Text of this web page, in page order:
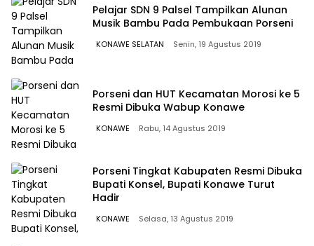
Pelajar SDN 9 Palsel Tampilkan Alunan
Musik Bambu Pada Pembukaan Porseni
KONAWE SELATAN Senin, 19 Agustus 2019
Porseni dan HUT Kecamatan Morosi ke 5
Resmi Dibuka Wabup Konawe
KONAWE Rabu, 14 Agustus 2019
Porseni Tingkat Kabupaten Resmi Dibuka
Bupati Konsel, Bupati Konawe Turut
Hadir
KONAWE Selasa, 13 Agustus 2019